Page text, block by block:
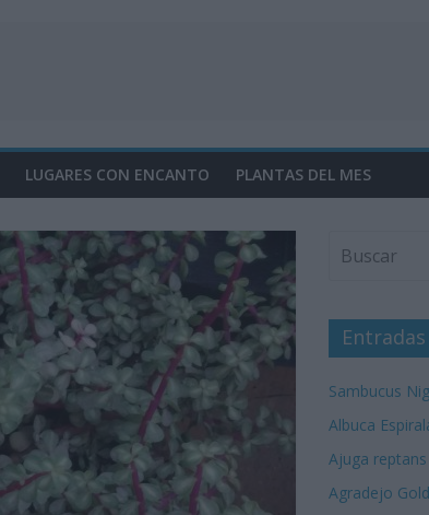
LUGARES CON ENCANTO PLANTAS DEL MES
Sambucus
Albuca
Ajuga
Agradejo